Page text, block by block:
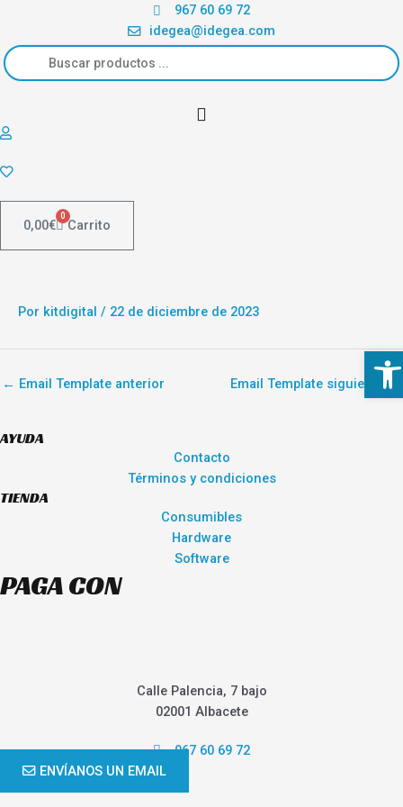
contenido
967 60 69 72
idegea@idegea.com
Búsqueda
de
productos
0,00€
0
Carrito
Por kitdigital / 22 de diciembre de 2023
← Email Template anterior Email Template siguiente→
AYUDA
Contacto
Términos y condiciones
TIENDA
Consumibles
Hardware
Software
PAGA CON
Calle Palencia, 7 bajo
02001 Albacete
967 60 69 72
ENVÍANOS UN EMAIL